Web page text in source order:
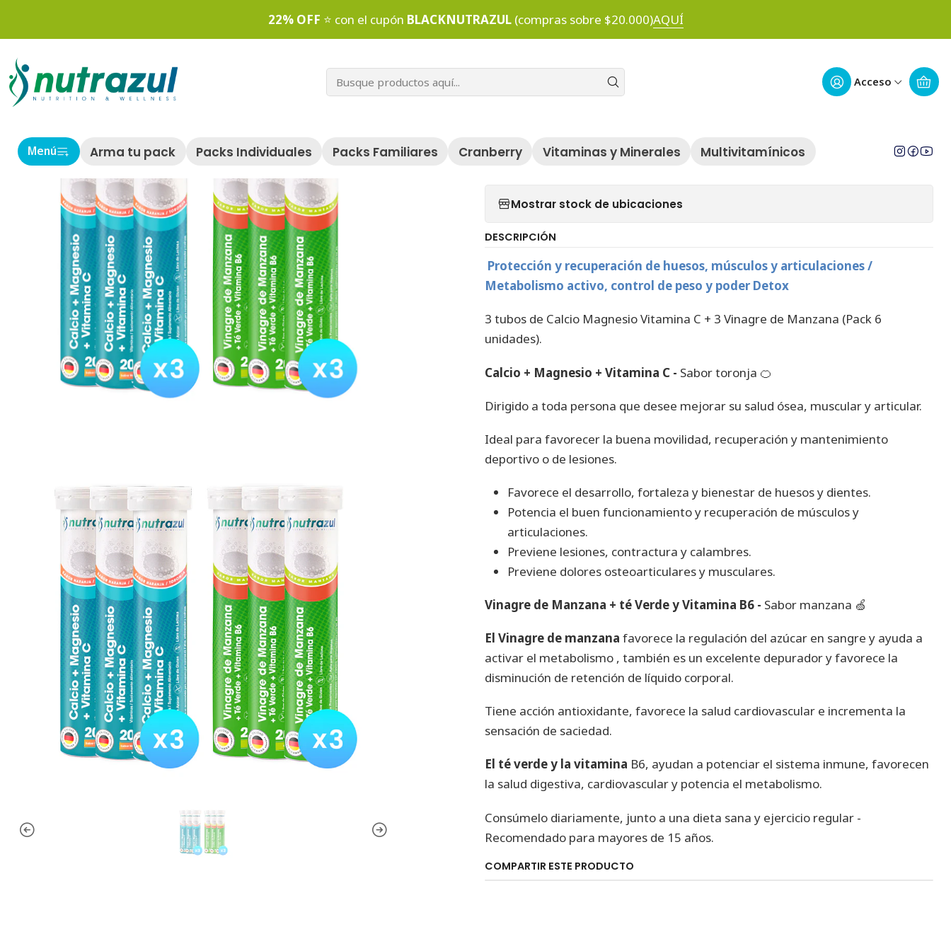
Acceso
Menú Arma tu pack Packs Individuales Packs Familiares Cranberry Vitaminas y Minerales Multivitamínicos
22% OFF ⭐ con el cupón BLACKNUTRAZUL (compras sobre $20.000)AQUÍ
Inicio Packs Individuales Pack Détox y salud Osteoarticular
Pack Détox y salud Osteoarticular
Agregar a la lista de favoritos
Mostrar stock de ubicaciones
DESCRIPCIÓN
Protección y recuperación de huesos, músculos y articulaciones /
Metabolismo activo, control de peso y poder Detox
3 tubos de Calcio Magnesio Vitamina C + 3 Vinagre de Manzana (Pack 6
unidades).
Calcio + Magnesio + Vitamina C - Sabor toronja 🍊
Dirigido a toda persona que desee mejorar su salud ósea, muscular y articular.
Ideal para favorecer la buena movilidad, recuperación y mantenimiento
deportivo o de lesiones.
Favorece el desarrollo, fortaleza y bienestar de huesos y dientes.
Potencia el buen funcionamiento y recuperación de músculos y
articulaciones.
Previene lesiones, contractura y calambres.
Previene dolores osteoarticulares y musculares.
Vinagre de Manzana + té Verde y Vitamina B6 - Sabor manzana 🍏
El Vinagre de manzana favorece la regulación del azúcar en sangre y ayuda a
activar el metabolismo , también es un excelente depurador y favorece la
disminución de retención de líquido corporal.
Tiene acción antioxidante, favorece la salud cardiovascular e incrementa la
sensación de saciedad.
El té verde y la vitamina B6, ayudan a potenciar el sistema inmune, favorecen
la salud digestiva, cardiovascular y potencia el metabolismo.
Consúmelo diariamente, junto a una dieta sana y ejercicio regular -
Recomendado para mayores de 15 años.
COMPARTIR ESTE PRODUCTO